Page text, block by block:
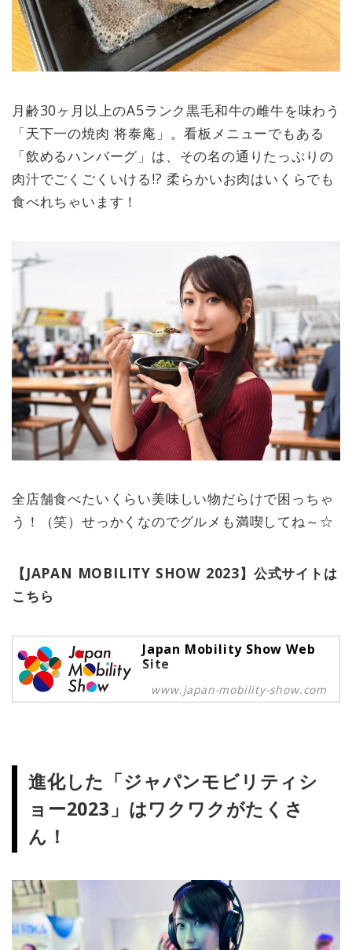
月齢30ヶ月以上のA5ランク黒毛和牛の雌牛を味わう
「天下一の焼肉 将泰庵」。看板メニューでもある
「飲めるハンバーグ」は、その名の通りたっぷりの
肉汁でごくごくいける!? 柔らかいお肉はいくらでも
食べれちゃいます！
全店舗食べたいくらい美味しい物だらけで困っちゃ
う！（笑）せっかくなのでグルメも満喫してね～☆
【JAPAN MOBILITY SHOW 2023】公式サイトは
こちら
Japan Mobility Show Web
Site
Japan Mobility Show,ジャパンモビ
リティショー,JMS
www.japan-mobility-show.com
進化した「ジャパンモビリティシ
ョー2023」はワクワクがたくさ
ん！